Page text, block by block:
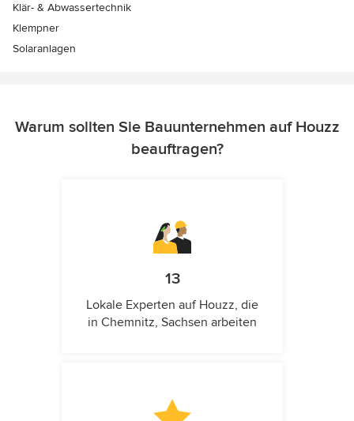
Klär- & Abwassertechnik
Klempner
Solaranlagen
Warum sollten Sie Bauunternehmen auf Houzz
beauftragen?
13
Lokale Experten auf Houzz, die
in Chemnitz, Sachsen arbeiten